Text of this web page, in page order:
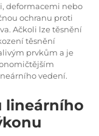
deformacemi nebo
ochranu proti
Ačkoli lze těsnění
těsnění
prvkům a je
vedení.
lineárního